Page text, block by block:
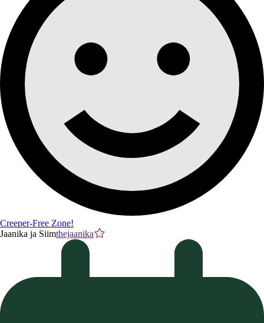
Creeper-Free Zone!
Jaanika ja Siimthejaanika